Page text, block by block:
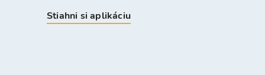
Stiahni si aplikáciu